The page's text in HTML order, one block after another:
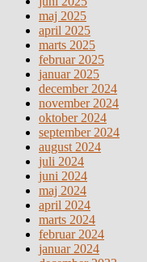
maj 2025
april 2025
marts 2025
februar 2025
januar 2025
december 2024
november 2024
oktober 2024
september 2024
august 2024
juli 2024
juni 2024
maj 2024
april 2024
marts 2024
februar 2024
januar 2024